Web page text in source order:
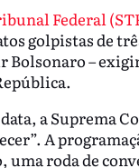
Federal
golpistas de
Bolsonaro –
a Suprema
A
roda de